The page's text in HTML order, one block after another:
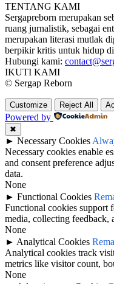
TENTANG KAMI
Sergapreborn merupakan
ruang jurnalistik, sebagai
merupakan literasi mutlak
berpikir kritis untuk hidup
Hubungi kami:
IKUTI KAMI
© Sergap Reborn
Customize Reject All
Powered by
✖
► Necessary Cookies
Necessary cookies enable
and consent preference
data.
None
► Functional Cookies
Functional cookies support
media, collecting feedback,
None
► Analytical Cookies
Analytical cookies track
metrics like visitor count,
None